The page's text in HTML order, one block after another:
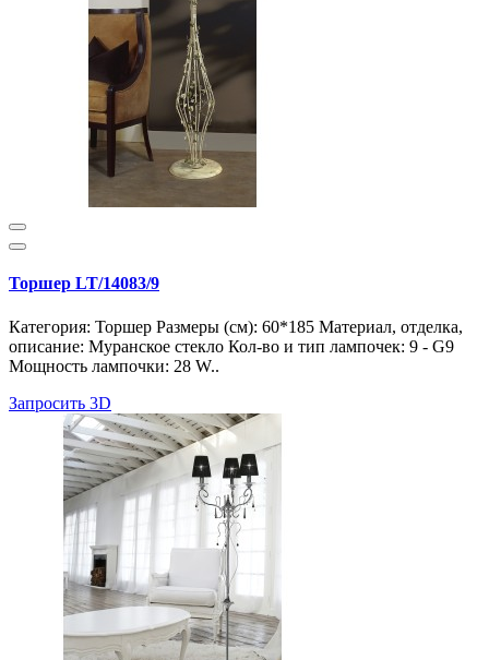
Торшер LT/14083/9
Категория: Торшер Размеры (см): 60*185 Материал, отделка,
описание: Муранское стекло Кол-во и тип лампочек: 9 - G9
Мощность лампочки: 28 W..
Запросить 3D